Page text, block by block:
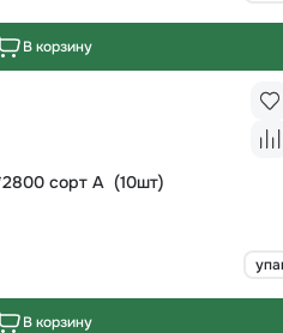
В корзину
сорт А (10шт)
В корзину